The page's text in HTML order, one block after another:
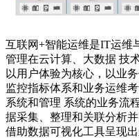
互联网+智能运维是IT运维
管理在云计算、大数据 技
以用户体验为核心，以业
监控指标体系和业务运维
系统和管理 系统的业务流
据采集、整理和关联分析
借助数据可视化工具呈现